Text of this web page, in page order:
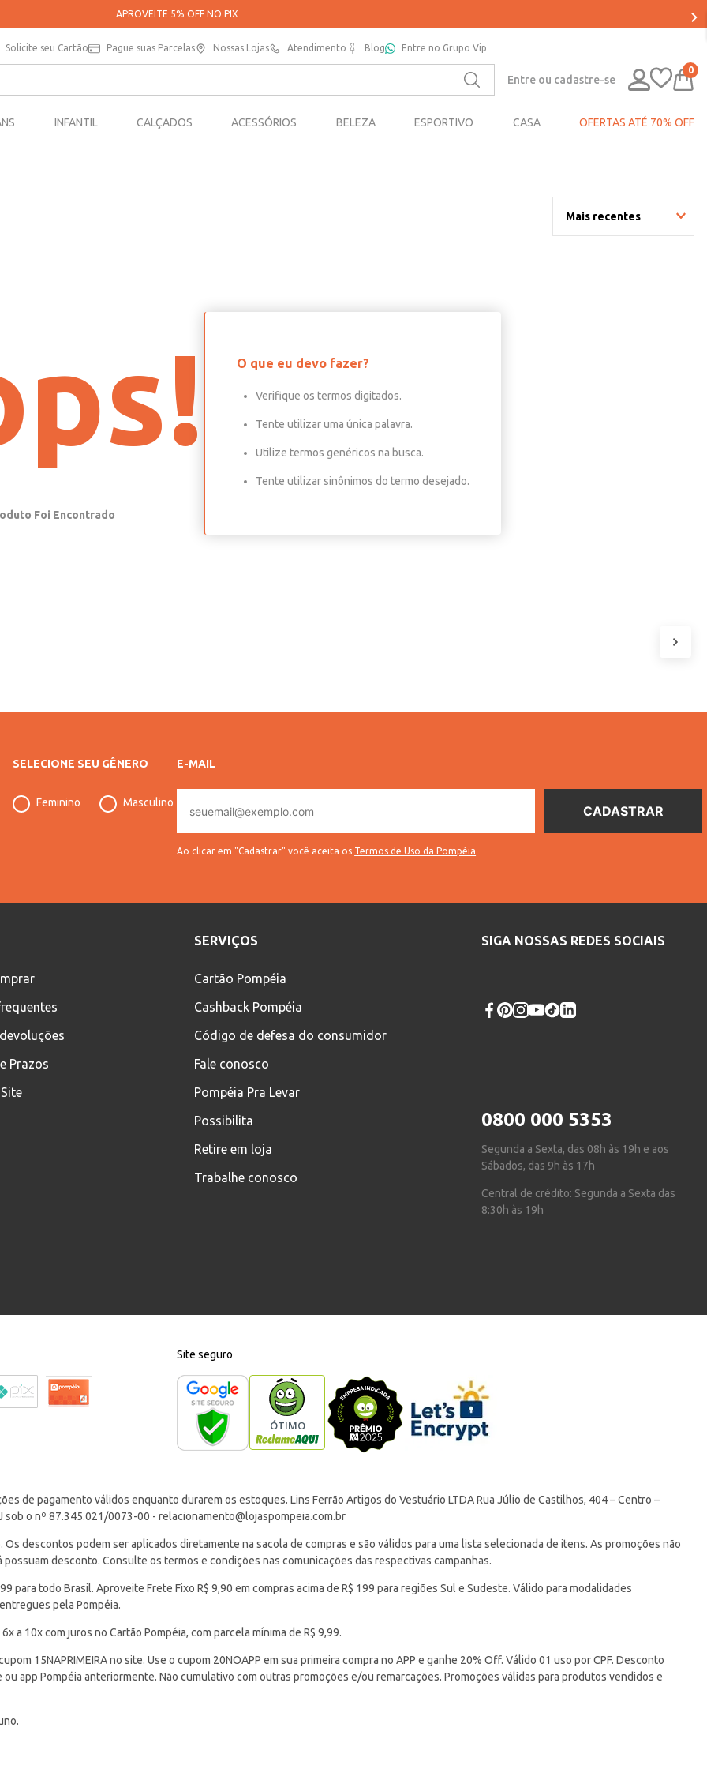
APROVEITE 5% OFF NO PIX
Solicite seu Cartão Pague suas Parcelas Nossas Lojas Atendimento Blog Entre no Grupo Vip
Entre ou cadastre-se
0
INFANTIL CALÇADOS ACESSÓRIOS BELEZA ESPORTIVO CASA OFERTAS ATÉ 70% OFF
Mais recentes
O que eu devo fazer?
Verifique os termos digitados.
Tente utilizar uma única palavra.
Utilize termos genéricos na busca.
Tente utilizar sinônimos do termo desejado.
SELECIONE SEU GÊNERO
Feminino Masculino
E-MAIL
mail
Ao clicar em "Cadastrar" você aceita os Termos de Uso da Pompéia
Prazos
SERVIÇOS
Cartão Pompéia
Cashback Pompéia
Código de defesa do consumidor
Fale conosco
Pompéia Pra Levar
Possibilita
Retire em loja
Trabalhe conosco
SIGA NOSSAS REDES SOCIAIS
0800 000 5353
Segunda a Sexta, das 08h às 19h e aos
Sábados, das 9h às 17h
Central de crédito: Segunda a Sexta das
8:30h às 19h
Site seguro
de pagamento válidos enquanto durarem os estoques. Lins Ferrão Artigos do Vestuário LTDA Rua Júlio de Castilhos, 404 – Centro –
sob o nº 87.345.021/0073-00 - relacionamento@lojaspompeia.com.br
descontos podem ser aplicados diretamente na sacola de compras e são válidos para uma lista selecionada de itens. As promoções não
desconto. Consulte os termos e condições nas comunicações das respectivas campanhas.
para todo Brasil. Aproveite Frete Fixo R$ 9,90 em compras acima de R$ 199 para regiões Sul e Sudeste. Válido para modalidades
pela Pompéia.
a 10x com juros no Cartão Pompéia, com parcela mínima de R$ 9,99.
15NAPRIMEIRA no site. Use o cupom 20NOAPP em sua primeira compra no APP e ganhe 20% Off. Válido 01 uso por CPF. Desconto
app Pompéia anteriormente. Não cumulativo com outras promoções e/ou remarcações. Promoções válidas para produtos vendidos e